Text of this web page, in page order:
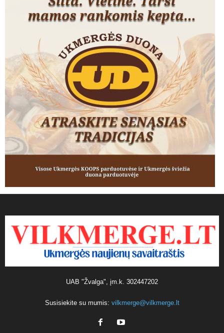
UAB "Žvalga", įm.k. 302447202
Susisiekite su mumis: vilkmerge@vilkmerge.lt